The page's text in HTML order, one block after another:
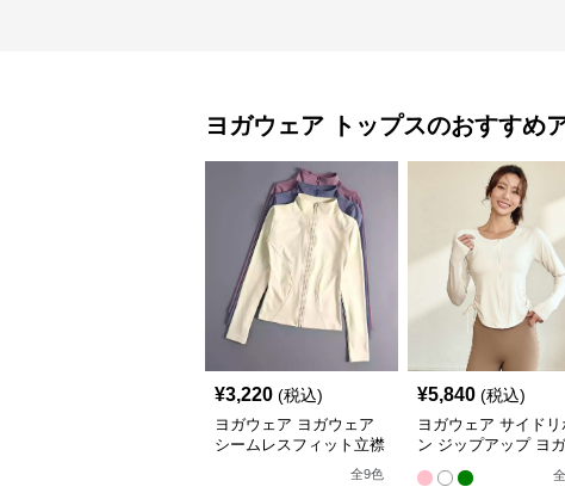
ヨガウェア トップスのおすすめ
¥3,220 (税込)
ヨガウェア ヨガウェア
シームレスフィット立襟
全9色
¥5,840 (税込)
ヨガウェア サイドリ
ン ジップアップ ヨ
全